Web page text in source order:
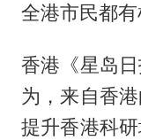
全港市民都有
香港《星岛
为，来自香
提升香港科